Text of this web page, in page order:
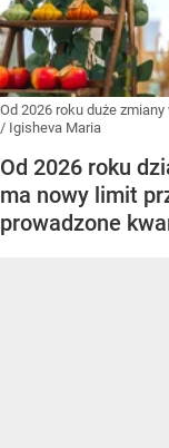
Od 2026 roku duże
/ Igisheva Maria
Od 2026 roku
ma nowy limit
prowadzone